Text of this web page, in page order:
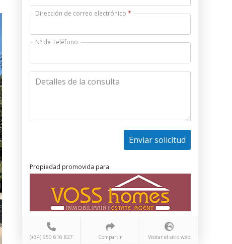
Dirección de correo electrónico
Nº de Teléfono
Detalles de la consulta
Enviar solicitud
Propiedad promovida para
(+34) 950 616 827 Compartir Visitar el sitio web